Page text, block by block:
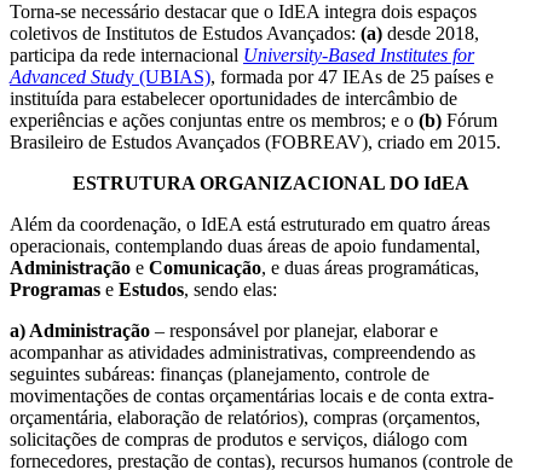
Torna-se necessário destacar que o IdEA integra dois espaços
coletivos de Institutos de Estudos Avançados: (a) desde 2018,
participa da rede internacional University-Based Institutes for
Advanced Study (UBIAS), formada por 47 IEAs de 25 países e
instituída para estabelecer oportunidades de intercâmbio de
experiências e ações conjuntas entre os membros; e o (b) Fórum
Brasileiro de Estudos Avançados (FOBREAV), criado em 2015.
ESTRUTURA ORGANIZACIONAL DO IdEA
Além da coordenação, o IdEA está estruturado em quatro áreas
operacionais, contemplando duas áreas de apoio fundamental,
Administração e Comunicação, e duas áreas programáticas,
Programas e Estudos, sendo elas:
a) Administração – responsável por planejar, elaborar e
acompanhar as atividades administrativas, compreendendo as
seguintes subáreas: finanças (planejamento, controle de
movimentações de contas orçamentárias locais e de conta extra-
orçamentária, elaboração de relatórios), compras (orçamentos,
solicitações de compras de produtos e serviços, diálogo com
fornecedores, prestação de contas), recursos humanos (controle de